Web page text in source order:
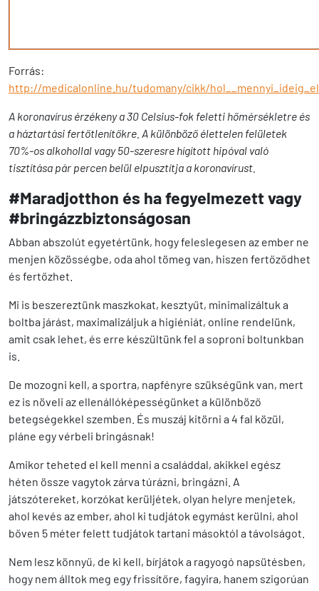
Forrás:
http://medicalonline.hu/tudomany/cikk/
A koronavírus érzékeny a 30 Celsius-fok feletti hőmérsékletre és
a háztartási fertőtlenítőkre. A különböző élettelen felületek
70%-os alkohollal vagy 50-szeresre hígított hipóval való
tisztítása pár percen belül elpusztítja a koronavírust.
#Maradjotthon és ha fegyelmezett vagy
#bringázzbiztonságosan
Abban abszolút egyetértünk, hogy feleslegesen az ember ne
menjen közösségbe, oda ahol tömeg van, hiszen fertőződhet
és fertőzhet.
Mi is beszereztünk maszkokat, kesztyűt, minimalizáltuk a
boltba járást, maximalizáljuk a higiéniát, online rendelünk,
amit csak lehet, és erre készültünk fel a soproni boltunkban
is.
De mozogni kell, a sportra, napfényre szükségünk van, mert
ez is növeli az ellenállóképességünket a különböző
betegségekkel szemben. És muszáj kitörni a 4 fal közül,
pláne egy vérbeli bringásnak!
Amikor teheted el kell menni a családdal, akikkel egész
héten össze vagytok zárva túrázni, bringázni. A
játszótereket, korzókat kerüljétek, olyan helyre menjetek,
ahol kevés az ember, ahol ki tudjátok egymást kerülni, ahol
bőven 5 méter felett tudjátok tartani másoktól a távolságot.
Nem lesz könnyű, de ki kell, bírjátok a ragyogó napsütésben,
hogy nem álltok meg egy frissítőre, fagyira, hanem szigorúan